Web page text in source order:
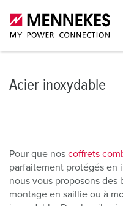
Acier inoxydable
Pour que nos coffrets
parfaitement protégés en
nous vous proposons des
montage en saillie ou à